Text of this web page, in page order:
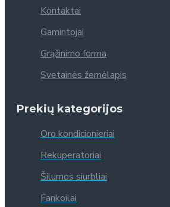
Kontaktai
Gamintojai
Grąžinimo forma
Svetainės žemėlapis
Prekių kategorijos
Oro kondicionieriai
Rekuperatoriai
Šilumos siurbliai
Fankoilai